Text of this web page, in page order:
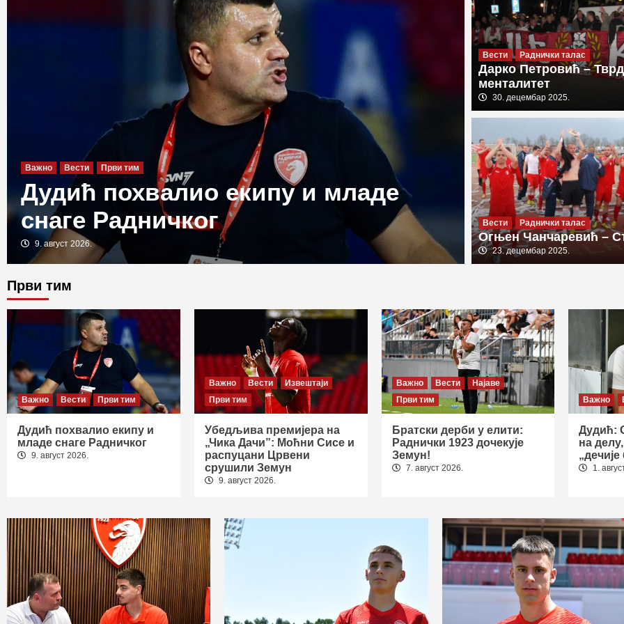
Важно Вести Први тим
Дудић похвалио екипу и младе
снаге Радничког
9. август 2026.
Важно Вести Извештаји
Убедљива
Дачи”:
Црвени
9. август 2026.
Вести Раднички талас
Дарко Петровић –
менталитет
30. децембар 2025.
Вести Раднички талас
Огњен Чанчаревић –
23. децембар 2025.
Први тим
Важно Вести Први тим
Дудић похвалио екипу и
младе снаге Радничког
9. август 2026.
Важно Вести
Извештаји
Први тим
Убедљива премијера на
„Чика Дачи”: Моћни Сисе и
распуцани Црвени
срушили Земун
9. август 2026.
Важно Вести
Најаве
Први тим
Братски дерби у елити:
Раднички 1923 дочекује
Земун!
7. август 2026.
Важно
Дудић:
на
1.